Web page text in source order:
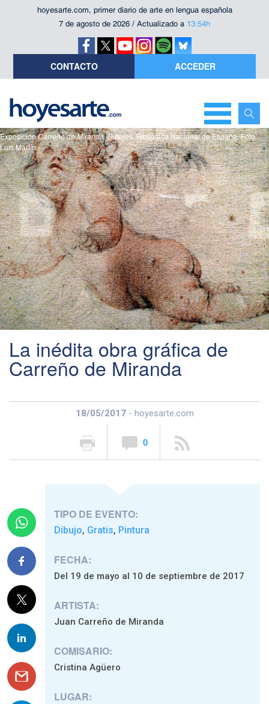
hoyesarte.com, primer diario de arte en lengua española
7 de agosto de 2026 / Actualizado a 13:54h
CONTACTO ACCEDER
ExposiciónCarreño de Miranda. Dibujos. Biblioteca Nacional de España. Foto:
Luis Martín.
La inédita obra gráfica de
Carreño de Miranda
18/05/2017- hoyesarte.com
0
TIPO DE EVENTO:
Dibujo, Gratis, Pintura
FECHA:
Del 19 de mayo al 10 de septiembre de 2017
ARTISTA:
Juan Carreño de Miranda
COMISARIO:
Cristina Agüero
LUGAR: